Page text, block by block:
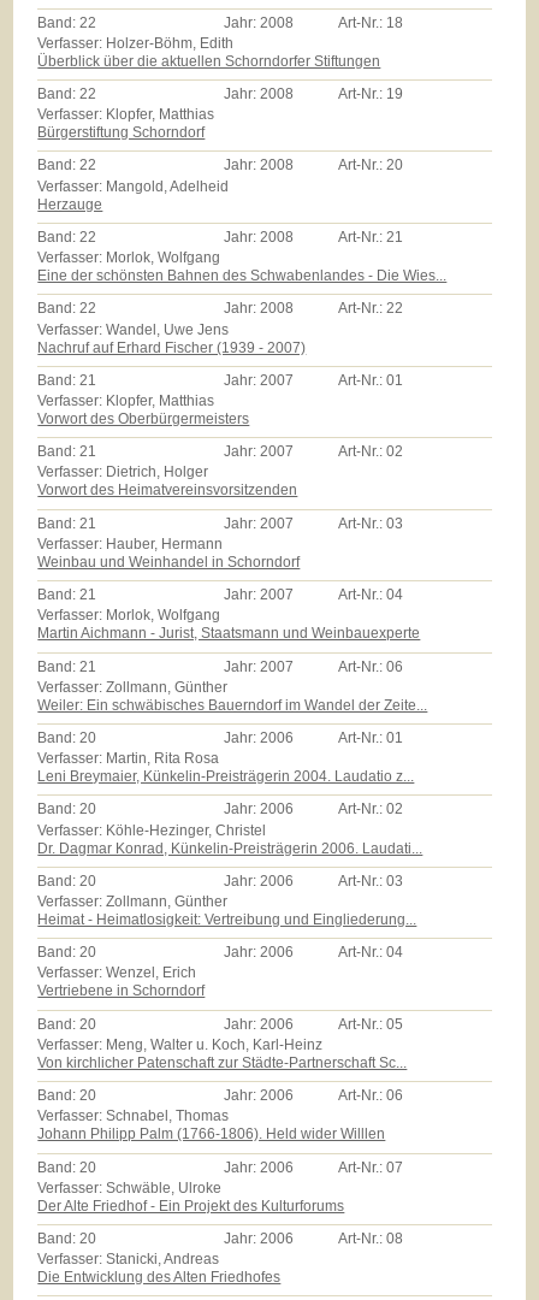
Band: 22 Jahr: 2008 Art-Nr.: 18
Verfasser: Holzer-Böhm, Edith
Überblick über die aktuellen Schorndorfer Stiftungen
Band:22 Jahr:2008 Art-Nr.: 19
Verfasser: Klopfer, Matthias
Bürgerstiftung Schorndorf
Band:22 Jahr:2008 Art-Nr.:20
Verfasser: Mangold, Adelheid
Herzauge
Band:22 Jahr:2008 Art-Nr.:21
Verfasser: Morlok, Wolfgang
Eine der schönsten Bahnen des Schwabenlandes - Die Wies...
Band:22 Jahr:2008 Art-Nr.:22
Verfasser: Wandel, Uwe Jens
Nachruf auf Erhard Fischer (1939 - 2007)
Band: 21 Jahr: 2007 Art-Nr.:01
Verfasser: Klopfer, Matthias
Vorwort des Oberbürgermeisters
Band:21 Jahr:2007 Art-Nr.:02
Verfasser: Dietrich, Holger
Vorwort des Heimatvereinsvorsitzenden
Band: 21 Jahr: 2007 Art-Nr.:03
Verfasser: Hauber, Hermann
Weinbau und Weinhandel in Schorndorf
Band:21 Jahr:2007 Art-Nr.:04
Verfasser: Morlok, Wolfgang
Martin Aichmann - Jurist, Staatsmann und Weinbauexperte
Band: 21 Jahr: 2007 Art-Nr.:06
Verfasser: Zollmann, Günther
Weiler: Ein schwäbisches Bauerndorf im Wandel der Zeite...
Band:20 Jahr:2006 Art-Nr.:01
Verfasser: Martin, Rita Rosa
Leni Breymaier, Künkelin-Preisträgerin 2004. Laudatio z...
Band:20 Jahr:2006 Art-Nr.:02
Verfasser: Köhle-Hezinger, Christel
Dr. Dagmar Konrad, Künkelin-Preisträgerin 2006. Laudati...
Band:20 Jahr:2006 Art-Nr.:03
Verfasser: Zollmann, Günther
Heimat - Heimatlosigkeit: Vertreibung und Eingliederung...
Band:20 Jahr:2006 Art-Nr.:04
Verfasser: Wenzel, Erich
Vertriebene in Schorndorf
Band: 20 Jahr: 2006 Art-Nr.:05
Verfasser: Meng, Walter u. Koch, Karl-Heinz
Von kirchlicher Patenschaft zur Städte-Partnerschaft Sc...
Band:20 Jahr:2006 Art-Nr.:06
Verfasser: Schnabel, Thomas
Johann Philipp Palm (1766-1806). Held wider Willlen
Band: 20 Jahr: 2006 Art-Nr.:07
Verfasser: Schwäble, Ulroke
Der Alte Friedhof - Ein Projekt des Kulturforums
Band:20 Jahr:2006 Art-Nr.:08
Verfasser: Stanicki, Andreas
Die Entwicklung des Alten Friedhofes